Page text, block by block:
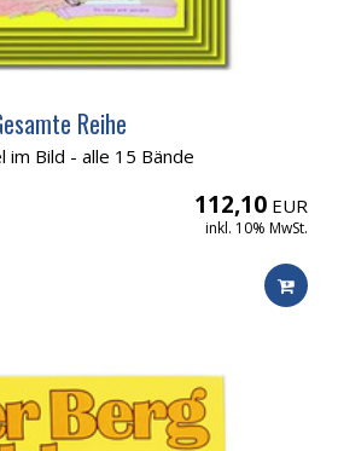
Reihe
im Bild - alle 15 Bände
112,10 EUR
inkl. 10% MwSt.